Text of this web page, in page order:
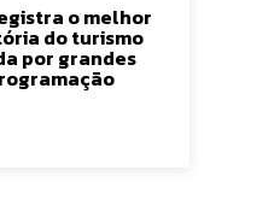
o melhor
do turismo
por grandes